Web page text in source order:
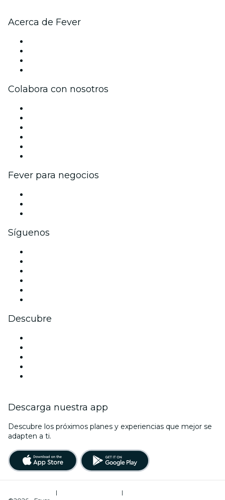
Acerca de Fever
Colabora con nosotros
Fever para negocios
Síguenos
Descubre
Descarga nuestra app
Descubre los próximos planes y experiencias que mejor se
adapten a ti.
| |